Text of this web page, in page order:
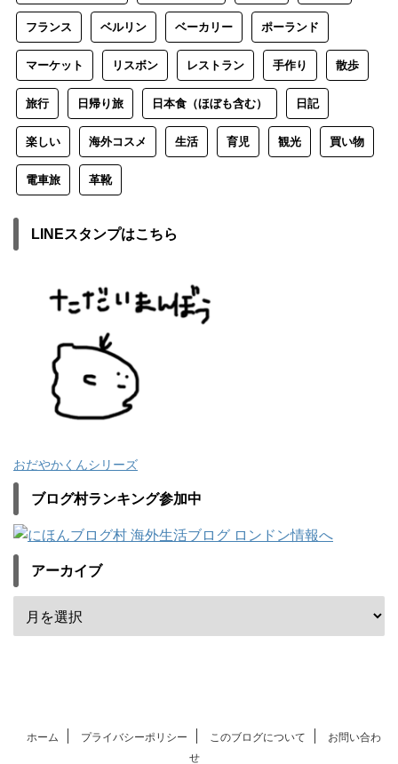
フランス ベルリン ベーカリー ポーランド
マーケット リスボン レストラン 手作り 散歩
旅行 日帰り旅 日本食（ほぼも含む） 日記
楽しい 海外コスメ 生活 育児 観光 買い物
電車旅 革靴
LINEスタンプはこちら
おだやかくんシリーズ
ブログ村ランキング参加中
アーカイブ
ホーム プライバシーポリシー このブログについて
お問い合わ
せ